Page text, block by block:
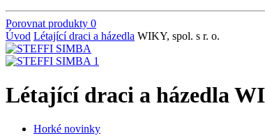
Porovnat produkty 0
Úvod Létající draci a házedla WIKY, spol. s r. o.
Létající draci a házedla
Horké novinky